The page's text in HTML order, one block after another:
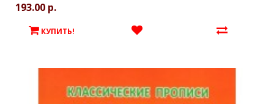
193.00 р.
КУПИТЬ!